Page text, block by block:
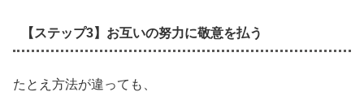
【ステップ3】お互いの努力に敬意を払う
たとえ方法が違っても、